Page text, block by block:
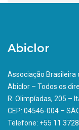
Abiclor
Associação Brasileira
Abiclor – Todos os
R. Olimpíadas, 205 –
CEP: 04546-004 –
Telefone: +55 11